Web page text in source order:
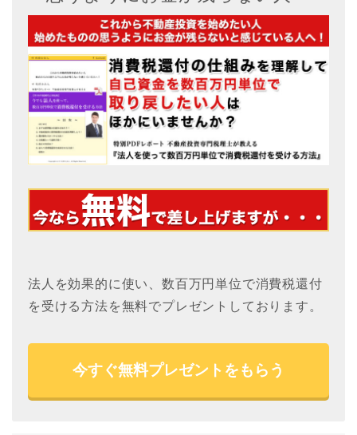
法人を効果的に使い、数百万円単位で消費税還付
を受ける方法を無料でプレゼントしております。
今すぐ無料プレゼントをもらう